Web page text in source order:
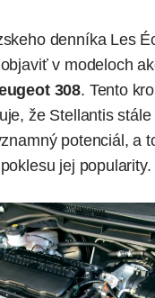
denníka Les
v modeloch
308. Tento
že Stellantis
potenciál, a
jej popularity.